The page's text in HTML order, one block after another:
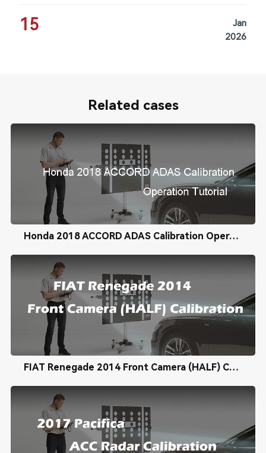
15
Jan
2026
Related cases
Honda 2018 ACCORD ADAS Calibration Operation Tutorial
FIAT Renegade 2014 Front Camera (HALF) Calibration